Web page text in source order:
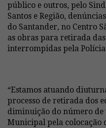
público e outros, pelo
Santos e Região,
do Santander, no Centro
as obras para retirada
interrompidas pela
“Estamos atuando
processo de retirada dos
diminuição do número de
Municipal pela colocação